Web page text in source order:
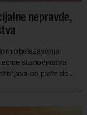
nepravde,
obeležavanja
stanovništva
od plate do